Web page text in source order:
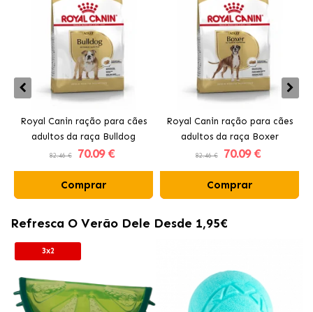
Royal Canin ração para cães
adultos da raça Bulldog
82.46 € 70.09 €
Comprar
Royal Canin ração para cães
adultos da raça Boxer
82.46 € 70.09 €
Comprar
Refresca O Verão Dele Desde 1,95€
3x2